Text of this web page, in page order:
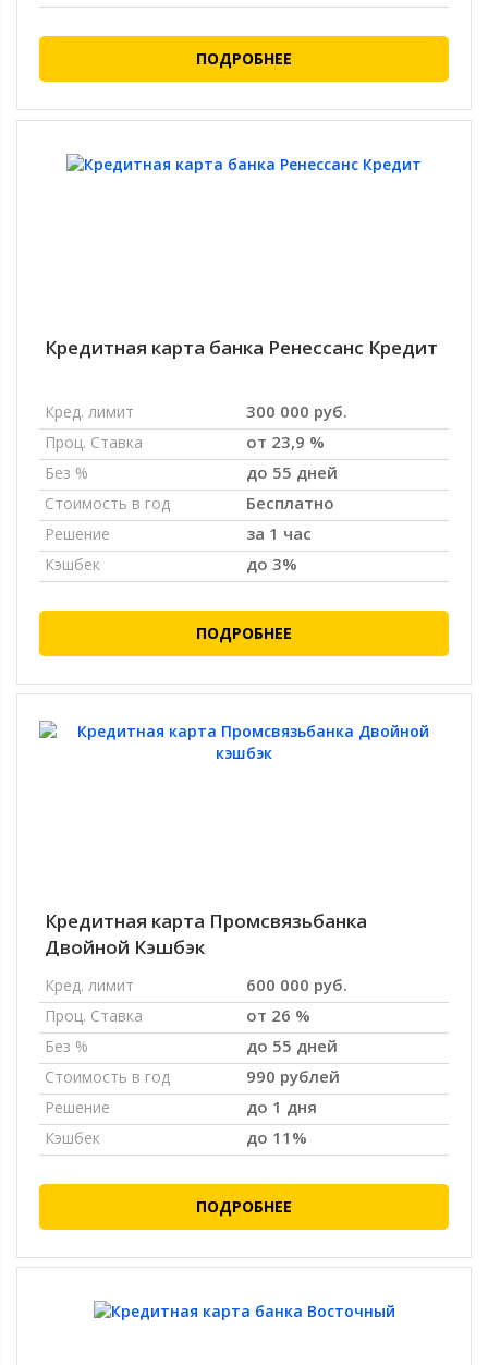
ПОДРОБНЕЕ
Кредитная карта банка Ренессанс Кредит
Кред. лимит 300 000 руб.
Проц. Ставка от 23,9 %
Без % до 55 дней
Стоимость в год Бесплатно
Решение за 1 час
Кэшбек до 3%
ПОДРОБНЕЕ
Кредитная карта Промсвязьбанка
Двойной Кэшбэк
Кред. лимит 600 000 руб.
Проц. Ставка от 26 %
Без % до 55 дней
Стоимость в год 990 рублей
Решение до 1 дня
Кэшбек до 11%
ПОДРОБНЕЕ